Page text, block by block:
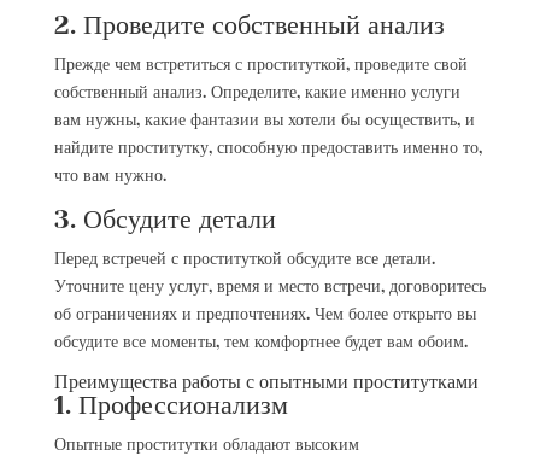
2. Проведите собственный анализ
Прежде чем встретиться с проституткой, проведите свой
собственный анализ. Определите, какие именно услуги
вам нужны, какие фантазии вы хотели бы осуществить, и
найдите проститутку, способную предоставить именно то,
что вам нужно.
3. Обсудите детали
Перед встречей с проституткой обсудите все детали.
Уточните цену услуг, время и место встречи, договоритесь
об ограничениях и предпочтениях. Чем более открыто вы
обсудите все моменты, тем комфортнее будет вам обоим.
Преимущества работы с опытными проститутками
1. Профессионализм
Опытные проститутки обладают высоким